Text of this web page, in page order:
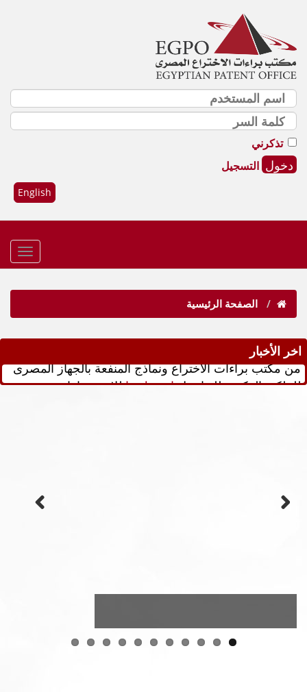
تذكرني
التسجيل
English
الصفحة الرئيسية
اخر الأخبار
من مكتب براءات الاختراع ونماذج المنفعة بالجهاز المصرى
للملكية الفكرية للتفاصيلاضغط هنا للاستفسارات
من الإدارة العامة لحق المؤلف بالجهاز المصرى للملكية
لمزيد من المعلومات اضغط هنا